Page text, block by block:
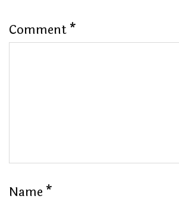
Comment*
Name *